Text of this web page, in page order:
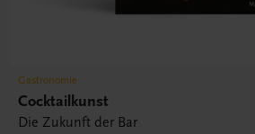
Gastronomie
Cocktailkunst
Die Zukunft der Bar